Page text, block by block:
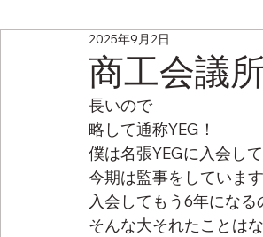
商工会議
2025年9月2日
長いので
略して通称YEG！
僕は名張YEGに入会して
今期は監事をしています
入会してもう6年になる
そんな大それたことは